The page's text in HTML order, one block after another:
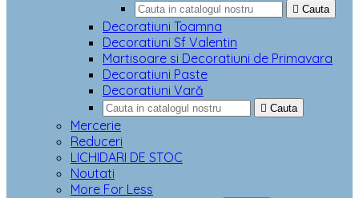
 Cauta
Decoratiuni Toamna
Decoratiuni Sf Valentin
Martisoare si Decoratiuni de Primavara
Decoratiuni Paste
Decoratiuni Vară
 Cauta
Mercerie
Reduceri
LICHIDARI DE STOC
Noutati
More For Less